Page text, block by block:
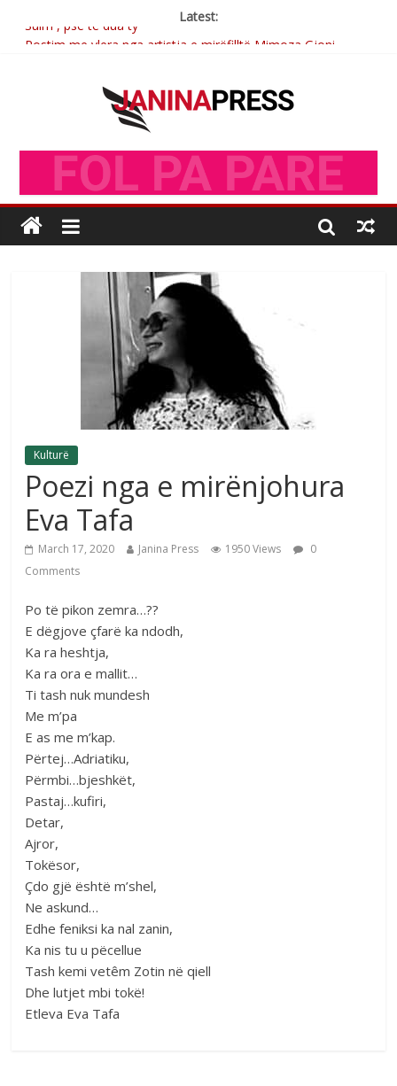
Latest:
Postim me vlera nga artistja e mirëfilltë Mimoza Gjoni
Brahim Çekaj njē veprimtar i respektuar i çeshtjës kombëtare
Kulturë
Poezi nga e mirënjohura
Eva Tafa
March 17, 2020 Janina Press 1950 Views
0
Comments
Po të pikon zemra…??
E dëgjove çfarë ka ndodh,
Ka ra heshtja,
Ka ra ora e mallit…
Ti tash nuk mundesh
Me m’pa
E as me m’kap.
Përtej…Adriatiku,
Përmbi…bjeshkët,
Pastaj…kufiri,
Detar,
Ajror,
Tokësor,
Çdo gjë është m’shel,
Ne askund…
Edhe feniksi ka nal zanin,
Ka nis tu u pëcellue
Tash kemi vetêm Zotin në qiell
Dhe lutjet mbi tokë!
Etleva Eva Tafa